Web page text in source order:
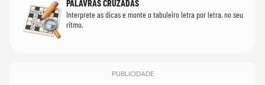
PALAVRAS CRUZADAS
Interprete as dicas e monte o tabuleiro letra por letra, no seu
ritmo.
PUBLICIDADE